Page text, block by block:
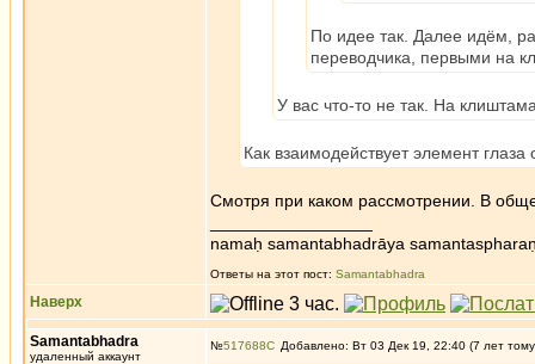
По идее так. Далее идём,
переводчика, первыми на
У вас что-то не так. На
Как взаимодействует элемент глаза
Смотря при каком рассмотрении. В
namaḥ samantabhadrāya
Ответы на этот пост: Samantabhadra
Наверх
Samantabhadra
удаленный аккаунт
№517688 Добавлено: Вт 03 Дек 19, 22:40 (7 лет